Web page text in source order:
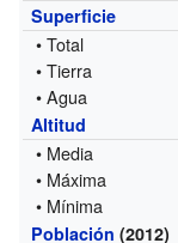
Superficie
• Total
• Tierra
• Agua
Altitud
• Media
• Máxima
• Mínima
Población (2012)